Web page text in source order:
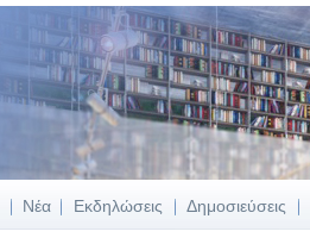
Νέα Εκδηλώσεις Δημοσιεύσεις